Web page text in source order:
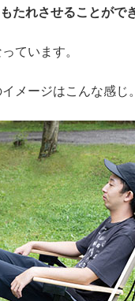
たれさせることがで
ています。
メージはこんな感じ。